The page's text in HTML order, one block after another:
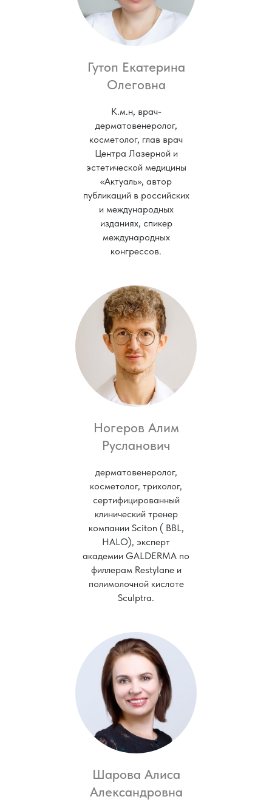
Гутоп Екатерина
Олеговна
К.м.н, врач-
дерматовенеролог,
косметолог, глав врач
Центра Лазерной и
эстетической медицины
«Актуаль», автор
публикаций в российских
и международных
изданиях, спикер
международных
конгрессов.
Ногеров Алим
Русланович
дерматовенеролог,
косметолог, трихолог,
сертифицированный
клинический тренер
компании Sciton ( BBL,
HALO), эксперт
академии GALDERMA по
филлерам Restylane и
полимолочной кислоте
Sculptra.
Шарова Алиса
Александровна